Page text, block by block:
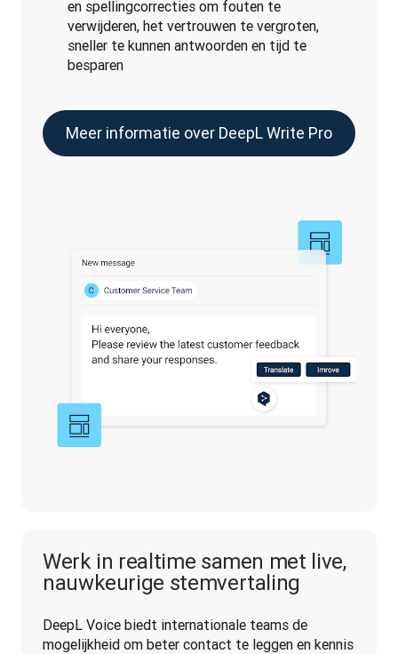
en spellingcorrecties om fouten te
verwijderen, het vertrouwen te vergroten,
sneller te kunnen antwoorden en tijd te
besparen
Meer informatie over DeepL Write Pro
Werk in realtime samen met live,
nauwkeurige stemvertaling
DeepL Voice biedt internationale teams de
mogelijkheid om beter contact te leggen en kennis